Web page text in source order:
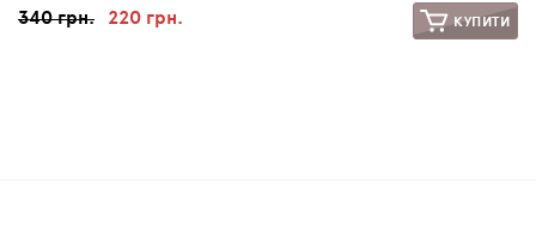
340 грн. 220 грн. КУПИТИ